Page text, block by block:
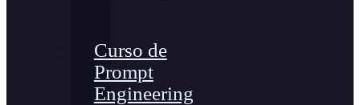
Curso de
Prompt
Engineering